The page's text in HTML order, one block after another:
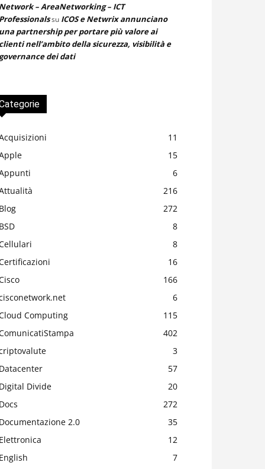
– AreaNetworking – ICT
su ICOS e Netwrix annunciano
partnership per portare più valore ai
nell’ambito della sicurezza, visibilità e
dei dati
11
15
6
216
272
8
8
16
166
6
Computing
115
402
3
57
Divide
20
272
2.0
35
12
7